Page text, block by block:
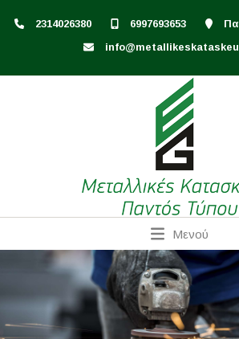
2314026380 6997693653
Μενού